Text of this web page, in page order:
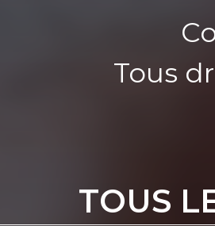
Tous
TOUS